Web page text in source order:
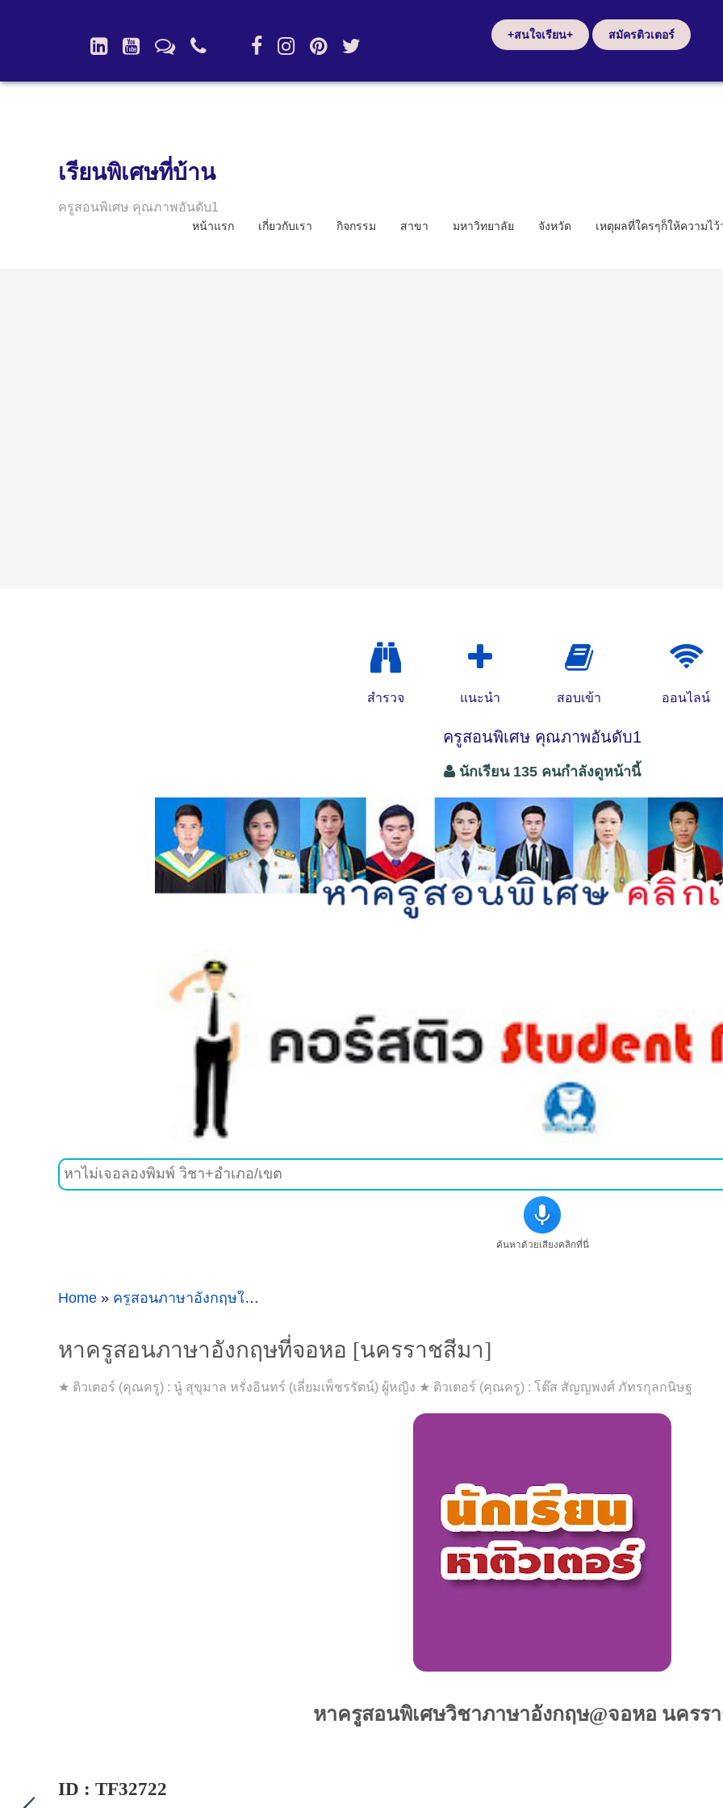
+สนใจเรียน+ สมัครติวเตอร์
เรียนพิเศษที่บ้าน
ครูสอนพิเศษ คุณภาพอันดับ1
หน้าแรก เกี่ยวกับเรา กิจกรรม สาขา มหาวิทยาลัย จังหวัด เหตุผลที่ใครๆก็ให้ความไว้
สำรวจ แนะนำ สอบเข้า ออนไลน์
ครูสอนพิเศษ คุณภาพอันดับ1
นักเรียน 135 คนกำลังดูหน้านี้
ค้นหาด้วยเสียงคลิกที่นี่
Home » ครูสอนภาษาอังกฤษใกล้ๆจอหอ
หาครูสอนภาษาอังกฤษที่จอหอ [นครราชสีมา]
★ ติวเตอร์ (คุณครู) : นู๋ สุขุมาล หรั่งอินทร์ (เลี่ยมเพ็ชรรัตน์) ผู้หญิง ★ ติวเตอร์ (คุณครู) : โต๊ส สัญญพงศ์ ภัทรกุลกนิษฐ
หาครูสอนพิเศษวิชาภาษาอังกฤษ@จอหอ นครร
ID : TF32722